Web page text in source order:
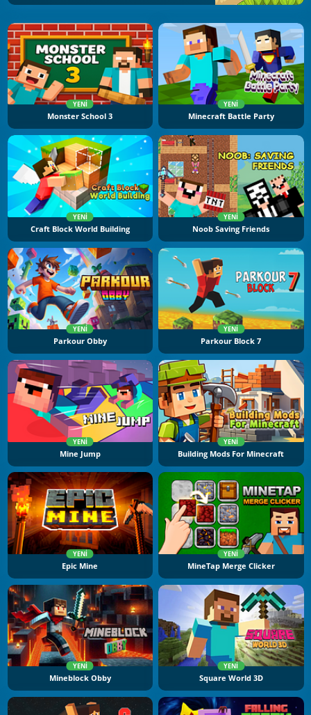
YENI
Monster School 3
YENI
Minecraft Battle Party
YENI
Craft Block World Building
YENI
Noob Saving Friends
YENI
Parkour Obby
YENI
Parkour Block 7
YENI
Mine Jump
YENI
Building Mods For Minecraft
YENI
Epic Mine
YENI
MineTap Merge Clicker
YENI
Mineblock Obby
YENI
Square World 3D